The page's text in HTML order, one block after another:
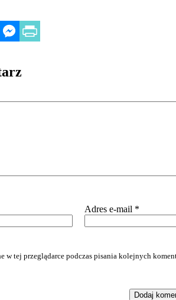
Adres e-mail *
w tej przeglądarce podczas pisania kolejnych